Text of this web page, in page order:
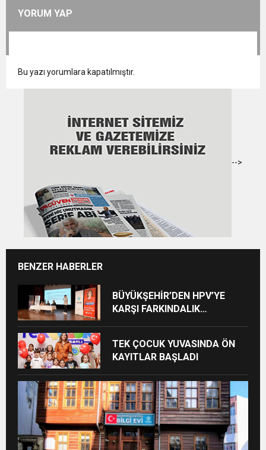
YORUM YAP
Bu yazı yorumlara kapatılmıştır.
-->
BENZER HABERLER
BÜYÜKŞEHİR’DEN HPV’YE
KARŞI FARKINDALIK
TEK ÇOCUK YUVASINDA ÖN
KAYITLAR BAŞLADI